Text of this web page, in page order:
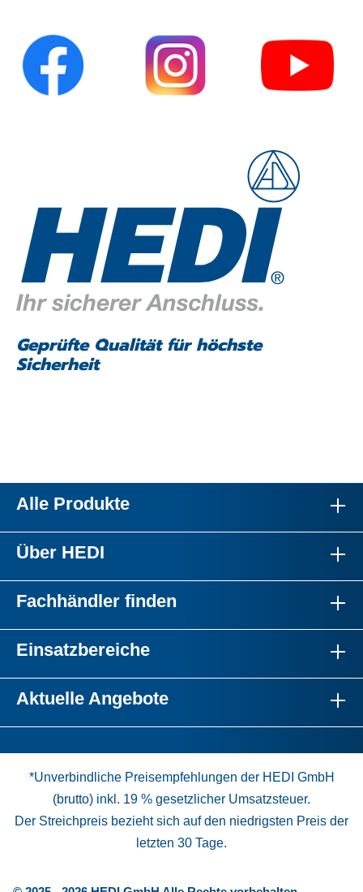
Geprüfte Qualität für höchste
Sicherheit
Alle Produkte
Über HEDI
Fachhändler finden
Einsatzbereiche
Aktuelle Angebote
*Unverbindliche Preisempfehlungen der HEDI GmbH
(brutto) inkl. 19 % gesetzlicher Umsatzsteuer.
Der Streichpreis bezieht sich auf den niedrigsten Preis der
letzten 30 Tage.